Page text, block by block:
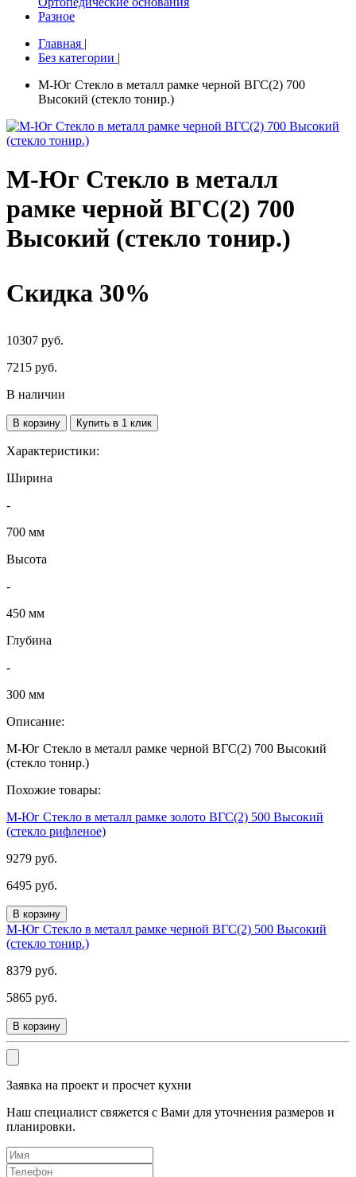
Разное
Главная |
Без категории |
М-Юг Стекло в металл рамке черной ВГС(2) 700
Высокий (стекло тонир.)
М-Юг Стекло в металл
рамке черной ВГС(2) 700
Высокий (стекло тонир.)
Скидка 30%
10307 руб.
7215 руб.
В наличии
В корзину Купить в 1 клик
Характеристики:
Ширина
-
700 мм
Высота
-
450 мм
Глубина
-
300 мм
Описание:
М-Юг Стекло в металл рамке черной ВГС(2) 700 Высокий
(стекло тонир.)
Похожие товары:
М-Юг Стекло в металл рамке золото ВГС(2) 500 Высокий
(стекло рифленое)
9279 руб.
6495 руб.
В корзину
М-Юг Стекло в металл рамке черной ВГС(2) 500 Высокий
(стекло тонир.)
8379 руб.
5865 руб.
В корзину
Заявка на проект и просчет кухни
Наш специалист свяжется с Вами для уточнения размеров и
планировки.